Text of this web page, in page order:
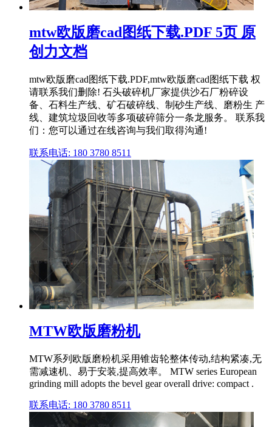
mtw欧版磨cad图纸下载.PDF 5页 原
创力文档
mtw欧版磨cad图纸下载.PDF,mtw欧版磨cad图纸下载 权
请联系我们删除! 石头破碎机厂家提供沙石厂粉碎设
备、石料生产线、矿石破碎线、制砂生产线、磨粉生 产
线、建筑垃圾回收等多项破碎筛分一条龙服务。 联系我
们：您可以通过在线咨询与我们取得沟通!
联系电话: 180 3780 8511
MTW欧版磨粉机
MTW系列欧版磨粉机采用锥齿轮整体传动,结构紧凑,无
需减速机、易于安装,提高效率。 MTW series European
grinding mill adopts the bevel gear overall drive: compact .
联系电话: 180 3780 8511